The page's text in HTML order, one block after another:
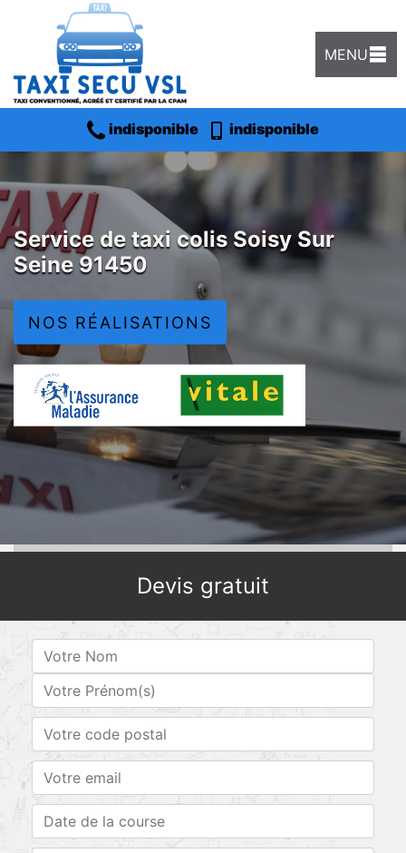
MENU
indisponible indisponible
Service de taxi colis Soisy Sur
Seine 91450
NOS RÉALISATIONS
Devis gratuit